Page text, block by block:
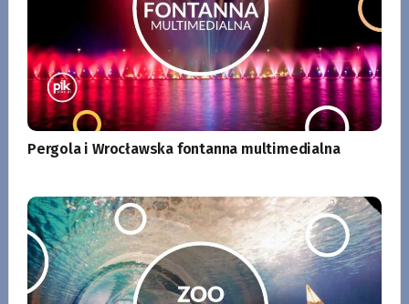
Pergola i Wrocławska fontanna multimedialna